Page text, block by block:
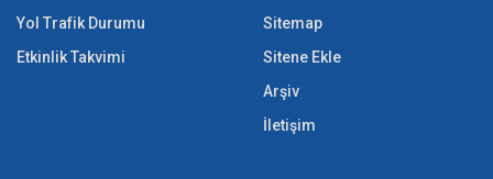
Yol Trafik Durumu
Etkinlik Takvimi
Sitemap
Sitene Ekle
Arşiv
İletişim